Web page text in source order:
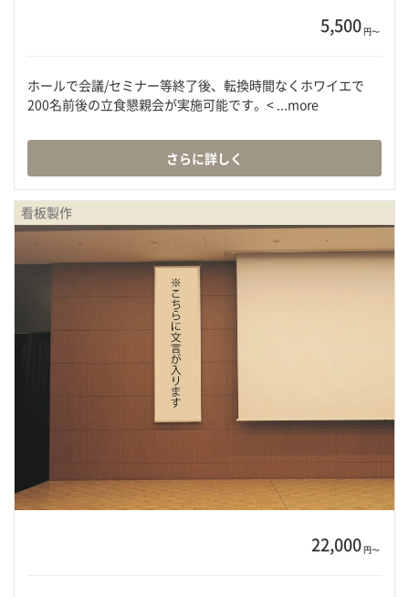
5,500円〜
ホールで会議/セミナー等終了後、転換時間なくホワイエで
200名前後の立食懇親会が実施可能です。< ...more
さらに詳しく
看板製作
22,000円〜